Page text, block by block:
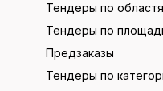
Тендеры по
Тендеры по
Предзаказы
Тендеры по